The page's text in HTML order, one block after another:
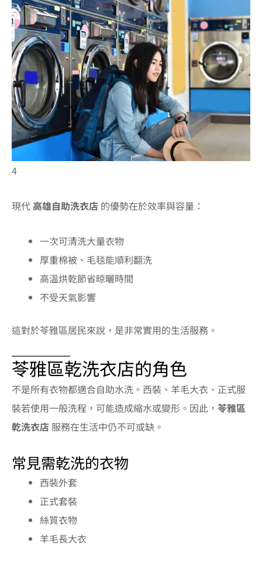
4
現代 高雄自助洗衣店 的優勢在於效率與容量：
一次可清洗大量衣物
厚重棉被、毛毯能順利翻洗
高溫烘乾節省晾曬時間
不受天氣影響
這對於苓雅區居民來說，是非常實用的生活服務。
苓雅區乾洗衣店的角色
不是所有衣物都適合自助水洗。西裝、羊毛大衣、正式服
裝若使用一般洗程，可能造成縮水或變形。因此， 苓雅區
乾洗衣店 服務在生活中仍不可或缺。
常見需乾洗的衣物
西裝外套
正式套裝
絲質衣物
羊毛長大衣